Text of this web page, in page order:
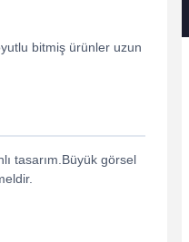
bitmiş ürünler uzun
tasarım.Büyük görsel